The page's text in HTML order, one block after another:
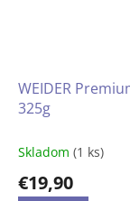
WEIDER
325g
Skladom (1 ks)
€19,90